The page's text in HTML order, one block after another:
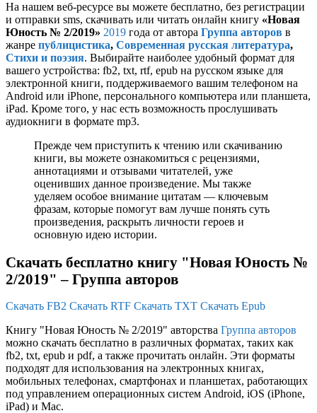
На нашем веб-ресурсе вы можете бесплатно, без регистрации
и отправки sms, скачивать или читать онлайн книгу «Новая
Юность № 2/2019» 2019 года от автора Группа авторов в
жанре публицистика, Современная русская литература,
Стихи и поэзия. Выбирайте наиболее удобный формат для
вашего устройства: fb2, txt, rtf, epub на русском языке для
электронной книги, поддерживаемого вашим телефоном на
Android или iPhone, персонального компьютера или планшета,
iPad. Кроме того, у нас есть возможность прослушивать
аудиокниги в формате mp3.
Прежде чем приступить к чтению или скачиванию
книги, вы можете ознакомиться с рецензиями,
аннотациями и отзывами читателей, уже
оценивших данное произведение. Мы также
уделяем особое внимание цитатам — ключевым
фразам, которые помогут вам лучше понять суть
произведения, раскрыть личности героев и
основную идею истории.
Скачать бесплатно книгу "Новая Юность №
2/2019" – Группа авторов
Скачать FB2 Скачать RTF Скачать TXT Скачать Epub
Книгу "Новая Юность № 2/2019" авторства Группа авторов
можно скачать бесплатно в различных форматах, таких как
fb2, txt, epub и pdf, а также прочитать онлайн. Эти форматы
подходят для использования на электронных книгах,
мобильных телефонах, смартфонах и планшетах, работающих
под управлением операционных систем Android, iOS (iPhone,
iPad) и Mac.